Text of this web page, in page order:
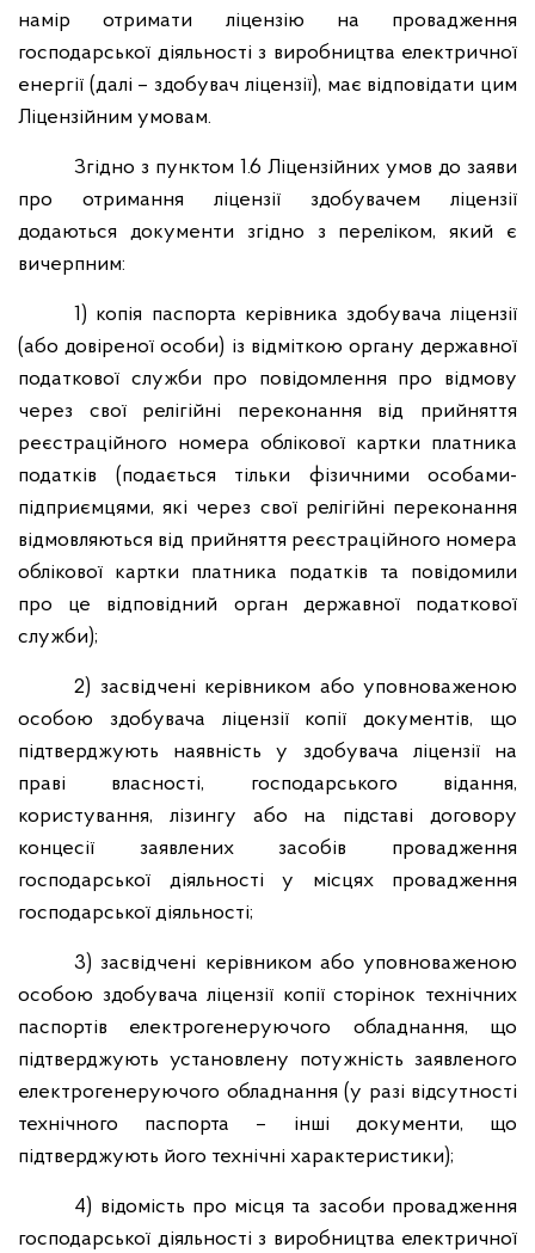
намір отримати ліцензію на провадження
господарської діяльності з виробництва електричної
енергії (далі – здобувач ліцензії), має відповідати цим
Ліцензійним умовам.
Згідно з пунктом 1.6 Ліцензійних умов до заяви
про отримання ліцензії здобувачем ліцензії
додаються документи згідно з переліком, який є
вичерпним:
1) копія паспорта керівника здобувача ліцензії
(або довіреної особи) із відміткою органу державної
податкової служби про повідомлення про відмову
через свої релігійні переконання від прийняття
реєстраційного номера облікової картки платника
податків (подається тільки фізичними особами-
підприємцями, які через свої релігійні переконання
відмовляються від прийняття реєстраційного номера
облікової картки платника податків та повідомили
про це відповідний орган державної податкової
служби);
2) засвідчені керівником або уповноваженою
особою здобувача ліцензії копії документів, що
підтверджують наявність у здобувача ліцензії на
праві власності, господарського відання,
користування, лізингу або на підставі договору
концесії заявлених засобів провадження
господарської діяльності у місцях провадження
господарської діяльності;
3) засвідчені керівником або уповноваженою
особою здобувача ліцензії копії сторінок технічних
паспортів електрогенеруючого обладнання, що
підтверджують установлену потужність заявленого
електрогенеруючого обладнання (у разі відсутності
технічного паспорта – інші документи, що
підтверджують його технічні характеристики);
4) відомість про місця та засоби провадження
господарської діяльності з виробництва електричної